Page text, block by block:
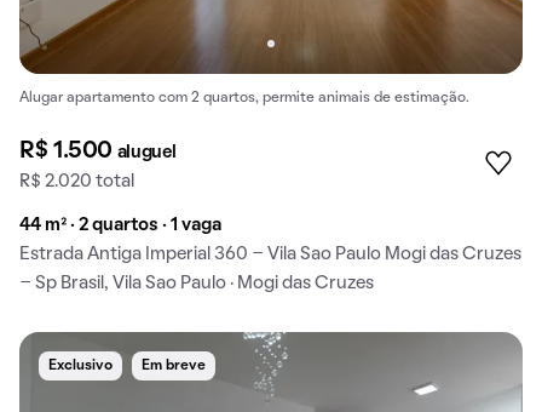
Alugar apartamento com 2 quartos, permite animais de estimação.
R$ 1.500 aluguel
R$ 2.020 total
44 m² · 2 quartos · 1 vaga
Estrada Antiga Imperial 360 - Vila Sao Paulo Mogi das Cruzes
- Sp Brasil, Vila Sao Paulo · Mogi das Cruzes
Exclusivo Em breve